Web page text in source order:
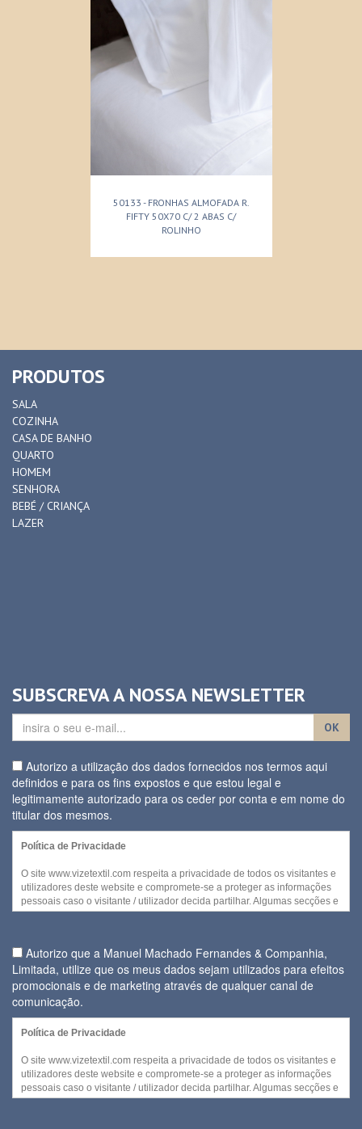
50133 - FRONHAS ALMOFADA R.
FIFTY 50X70 C/ 2 ABAS C/
ROLINHO
PRODUTOS
SALA
COZINHA
CASA DE BANHO
QUARTO
HOMEM
SENHORA
BEBÉ / CRIANÇA
LAZER
SUBSCREVA A NOSSA NEWSLETTER
OK
Autorizo a utilização dos dados fornecidos nos termos aqui
definidos e para os fins expostos e que estou legal e
legitimamente autorizado para os ceder por conta e em nome do
titular dos mesmos.
Política de Privacidade
O site www.vizetextil.com respeita a privacidade de todos os visitantes e
utilizadores deste website e compromete-se a proteger as informações
pessoais caso o visitante / utilizador decida partilhar. Algumas secções e
/ ou funcionalidades deste website podem ser acedidas sem recurso a
No entanto, quando for necessária a recolha de informação pessoal
para disponibilizar serviços ou quando cada visitante decidir fornecer
alguns dos seus dados pessoais, a utilização daquela informação e
daqueles dados será efetuada no cumprimento
Regulamento Geral da sobre a Protecção de Dados (Regulamento (UE)
2016/679 do Parlamento Europeu e do Conselho de 27 de abril de
dados pessoais fornecidos.
A entidade responsável pela recolha e tratamento de dados pessoais é a
Autorizo que a Manuel Machado Fernandes & Companhia,
Limitada, utilize que os meus dados sejam utilizados para efeitos
promocionais e de marketing através de qualquer canal de
comunicação.
Política de Privacidade
O site www.vizetextil.com respeita a privacidade de todos os visitantes e
utilizadores deste website e compromete-se a proteger as informações
pessoais caso o visitante / utilizador decida partilhar. Algumas secções e
/ ou funcionalidades deste website podem ser acedidas sem recurso a